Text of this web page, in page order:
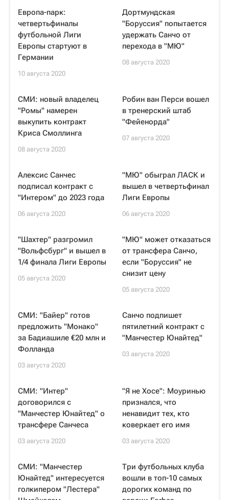
Европа-парк:
четвертьфиналы
футбольной Лиги
Европы стартуют в
Германии
10 августа 2020
Дортмундская
"Боруссия" попытается
удержать Санчо от
перехода в "МЮ"
08 августа 2020
СМИ: новый владелец
"Ромы" намерен
выкупить контракт
Криса Смоллинга
08 августа 2020
Робин ван Перси вошел
в тренерский штаб
"Фейенорда"
07 августа 2020
Алексис Санчес
подписал контракт с
"Интером" до 2023 года
06 августа 2020
"МЮ" обыграл ЛАСК и
вышел в четвертьфинал
Лиги Европы
06 августа 2020
"Шахтер" разгромил
"Вольфсбург" и вышел в
1/4 финала Лиги Европы
05 августа 2020
"МЮ" может отказаться
от трансфера Санчо,
если "Боруссия" не
снизит цену
05 августа 2020
СМИ: "Байер" готов
предложить "Монако"
за Бадиашиле €20 млн и
Фолланда
03 августа 2020
Санчо подпишет
пятилетний контракт с
"Манчестер Юнайтед"
03 августа 2020
СМИ: "Интер"
договорился с
"Манчестер Юнайтед" о
трансфере Санчеса
03 августа 2020
"Я не Хосе": Моуринью
признался, что
ненавидит тех, кто
коверкает его имя
03 августа 2020
СМИ: "Манчестер
Юнайтед" интересуется
голкипером "Лестера"
Три футбольных клуба
вошли в топ-10 самых
дорогих команд по